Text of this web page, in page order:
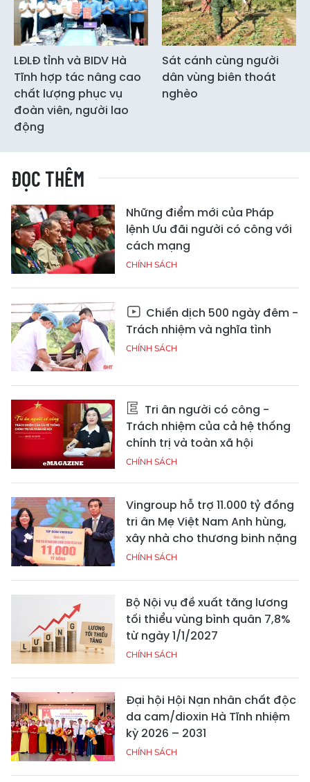
LĐLĐ tỉnh và BIDV Hà
Tĩnh hợp tác nâng cao
chất lượng phục vụ
đoàn viên, người lao
động
Sát cánh cùng người
dân vùng biên thoát
nghèo
ĐỌC THÊM
Những điểm mới của Pháp
lệnh Ưu đãi người có công với
cách mạng
CHÍNH SÁCH
Chiến dịch 500 ngày đêm -
Trách nhiệm và nghĩa tình
CHÍNH SÁCH
Tri ân người có công -
Trách nhiệm của cả hệ thống
chính trị và toàn xã hội
CHÍNH SÁCH
Vingroup hỗ trợ 11.000 tỷ đồng
tri ân Mẹ Việt Nam Anh hùng,
xây nhà cho thương binh nặng
CHÍNH SÁCH
Bộ Nội vụ đề xuất tăng lương
tối thiểu vùng bình quân 7,8%
từ ngày 1/1/2027
CHÍNH SÁCH
Đại hội Hội Nạn nhân chất độc
da cam/dioxin Hà Tĩnh nhiệm
kỳ 2026 – 2031
CHÍNH SÁCH